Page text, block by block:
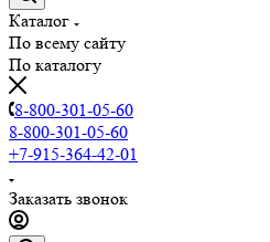
Каталог
По всему сайту
По каталогу
8-800-301-05-60
8-800-301-05-60
+7-915-364-42-01
Заказать звонок